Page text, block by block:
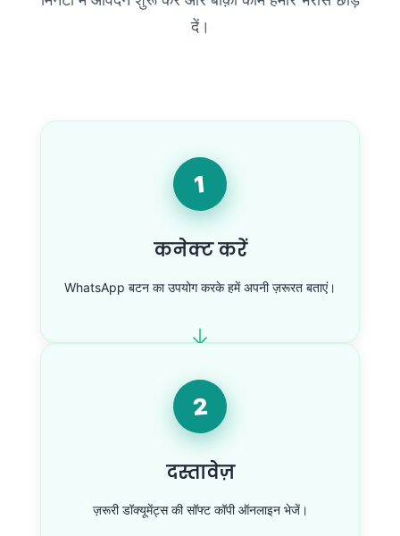
दें।
1
कनेक्ट करें
WhatsApp बटन का उपयोग करके हमें अपनी ज़रूरत बताएं।
2
दस्तावेज़
ज़रूरी डॉक्यूमेंट्स की सॉफ्ट कॉपी ऑनलाइन भेजें।